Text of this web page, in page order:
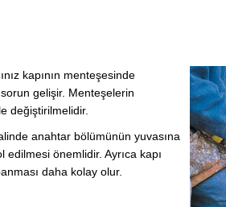
kapının menteşesinde
sorun gelişir. Menteşelerin
değiştirilmelidir.
anahtar bölümünün yuvasına
önemlidir. Ayrıca kapı
daha kolay olur.